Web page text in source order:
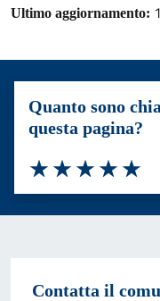
Ultimo aggiornamento:
Quanto sono
questa pagina?
Valuta 4
Valuta 3
Valuta 2 stelle su
Valuta 1 stelle su 5
Contatta il